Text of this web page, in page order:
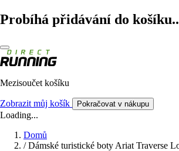
Probíhá přidávání do
Mezisoučet košíku
Zobrazit můj košík Pokračovat v nákupu
Loading...
Domů
/ Dámské turistické boty Ariat Traverse